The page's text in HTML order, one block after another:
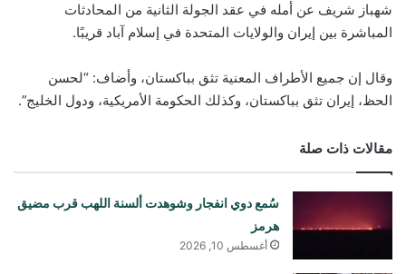
شهباز شريف عن أمله في عقد الجولة الثانية من المحادثات
المباشرة بين إيران والولايات المتحدة في إسلام آباد قريبًا.
وقال إن جميع الأطراف المعنية تثق بباكستان، وأضاف: “لحسن
الحظ، إيران تثق بباكستان، وكذلك الحكومة الأمريكية، ودول الخليج”.
مقالات ذات صلة
سُمع دوي انفجار وشوهدت ألسنة اللهب قرب مضيق
هرمز
أغسطس 10, 2026